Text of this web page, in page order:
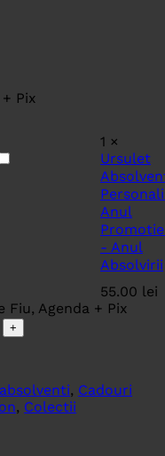
Pix
1 ×
Ursulet
Anul
- Anul
Absolvirii
55.00 lei
Fiu, Agenda + Pix
, Cadouri
, Colectii